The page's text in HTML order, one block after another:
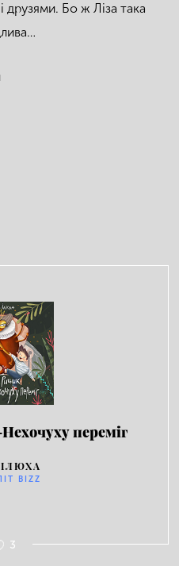
друзями. Бо ж Ліза така
переміг
BIZZ
3